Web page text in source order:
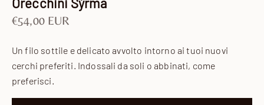
Prezzo scontato
€54,00 EUR
Un filo sottile e delicato avvolto intorno ai tuoi nuovi
cerchi preferiti. Indossali da soli o abbinati, come
preferisci.